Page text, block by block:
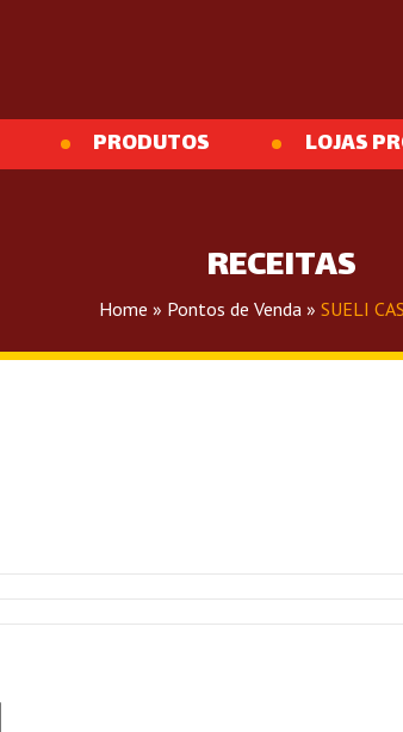
PRODUTOS LOJAS
RECEITAS
Home » Pontos de Venda » SUELI